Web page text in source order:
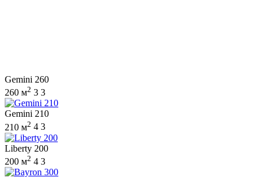
Gemini 260
260 м2 3 3
Gemini 210
210 м2 4 3
Liberty 200
200 м2 4 3